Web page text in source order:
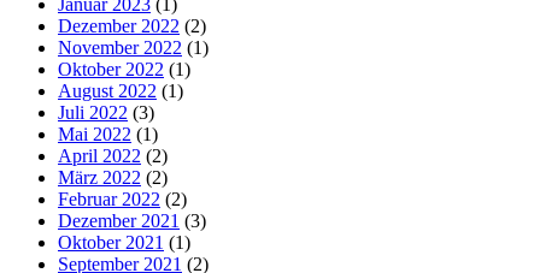
Dezember 2022 (2)
November 2022 (1)
Oktober 2022 (1)
August 2022 (1)
Juli 2022 (3)
Mai 2022 (1)
April 2022 (2)
März 2022 (2)
Februar 2022 (2)
Dezember 2021 (3)
Oktober 2021 (1)
September 2021 (2)